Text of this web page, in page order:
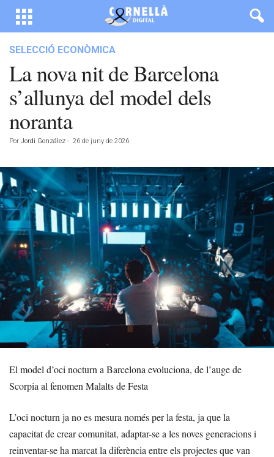
SELECCIÓ ECONÒMICA
La nova nit de Barcelona
s’allunya del model dels
noranta
Por Jordi González - 26 de juny de 2026
El model d’oci nocturn a Barcelona evoluciona, de l’auge de
Scorpia al fenomen Malalts de Festa
L’oci nocturn ja no es mesura només per la festa, ja que la
capacitat de crear comunitat, adaptar-se a les noves generacions i
reinventar-se ha marcat la diferència entre els projectes que van